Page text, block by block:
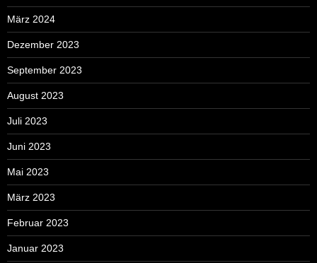
März 2024
Dezember 2023
September 2023
August 2023
Juli 2023
Juni 2023
Mai 2023
März 2023
Februar 2023
Januar 2023